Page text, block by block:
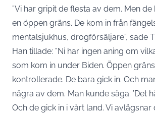
”Vi har gripit de flesta av dem. Men
en öppen gräns. De kom in från
mentalsjukhus, drogförsäljare”, sade
Han tillade: ”Ni har ingen aning om
som kom in under Biden. Öppen
kontrollerade. De bara gick in. Och
några av dem. Man kunde säga: ’Det
Och de gick in i vårt land. Vi avlägsnar